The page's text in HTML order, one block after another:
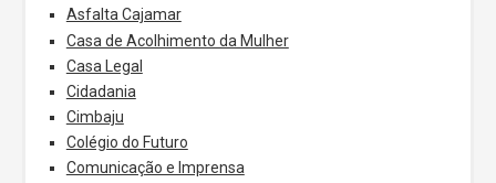
Asfalta Cajamar
Casa de Acolhimento da Mulher
Casa Legal
Cidadania
Cimbaju
Colégio do Futuro
Comunicação e Imprensa